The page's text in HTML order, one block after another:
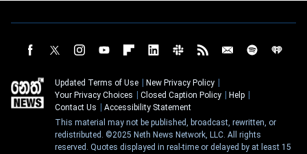
Updated Terms of Use
New Privacy Policy
Your Privacy Choices
Closed Caption Policy
Help
Contact Us
Accessibility Statement
This material may not be published, broadcast, rewritten, or
redistributed. ©2025 Neth News Network, LLC. All rights
reserved. Quotes displayed in real-time or delayed by at least 15